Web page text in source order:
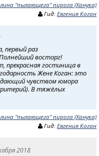
"пылающего" пирога (Ханука)
Гид: Евгения Коган
первый раз
восторг!
гостиница в
Жене Коган: это
чувством юмора
В тяжёлых
"пылающего" пирога (Ханука)
Гид: Евгения Коган
2018